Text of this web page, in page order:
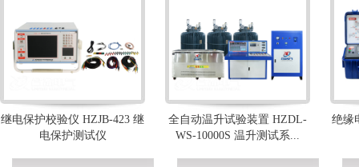
继电保护校验仪 HZJB-423 继
电保护测试仪
全自动温升试验装置 HZDL-
WS-10000S 温升测试系...
绝缘